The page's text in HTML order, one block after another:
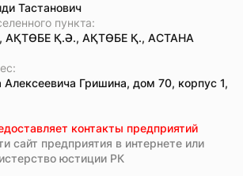
Тастанович
пункта:
Қ.Ә., АҚТӨБЕ Қ., АСТАНА
Алексеевича Гришина, дом 70, корпус 1,
контакты предприятий
сайт предприятия в интернете или
юстиции РК